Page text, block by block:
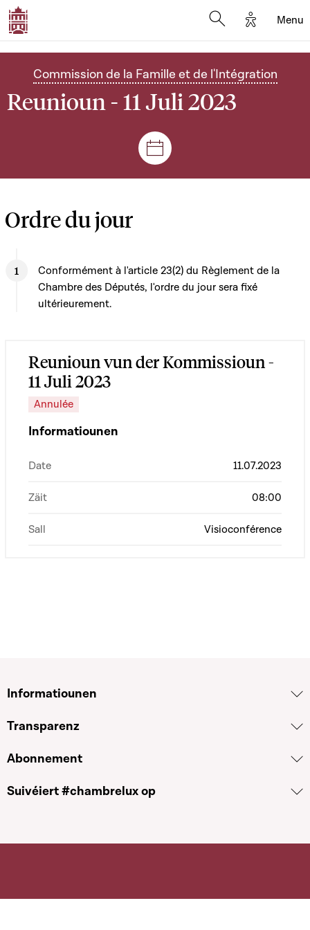
Options
Menu
Commission de la Famille et de l'Intégration
Reunioun - 11 Juli 2023
Sëtzungen a Reuniounen
Ordre du jour
Conformément à l'article 23(2) du Règlement de la
Chambre des Députés, l'ordre du jour sera fixé
ultérieurement.
Reunioun vun der Kommissioun -
11 Juli 2023
Annulée
Informatiounen
Date 11.07.2023
Zäit 08:00
Sall Visioconférence
Informatiounen
Transparenz
Abonnement
Suivéiert #chambrelux op